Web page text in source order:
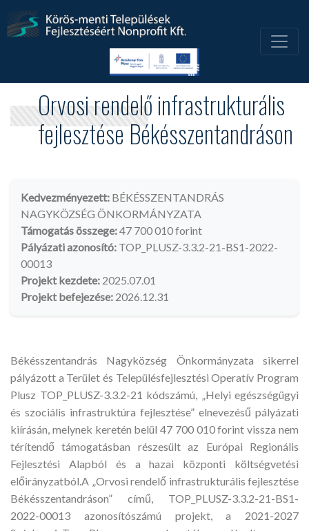
Orvosi rendelő infrastrukturális
fejlesztése Békésszentandráson
Kedvezményezett: BÉKÉSSZENTANDRÁS
NAGYKÖZSÉG ÖNKORMÁNYZATA
Támogatás összege:47 700 010 forint
Pályázati azonosító: TOP_PLUSZ-3.3.2-21-BS1-2022-
00013
Projekt kezdete: 2025.07.01
Projekt befejezése: 2026.12.31
Békésszentandrás Nagyközség Önkormányzata sikerrel
pályázott a Terület és Településfejlesztési Operatív Program
Plusz TOP_PLUSZ-3.3.2-21 kódszámú, „Helyi egészségügyi
és szociális infrastruktúra fejlesztése” elnevezésű pályázati
kiírásán, melynek keretén belül 47 700 010 forint vissza nem
térítendő támogatásban részesült az Európai Regionális
Fejlesztési Alapból és a hazai központi költségvetési
előirányzatból.A „Orvosi rendelő infrastrukturális fejlesztése
Békésszentandráson” című, TOP_PLUSZ-3.3.2-21-BS1-
2022-00013 azonosítószámú projekt, a 2021-2027